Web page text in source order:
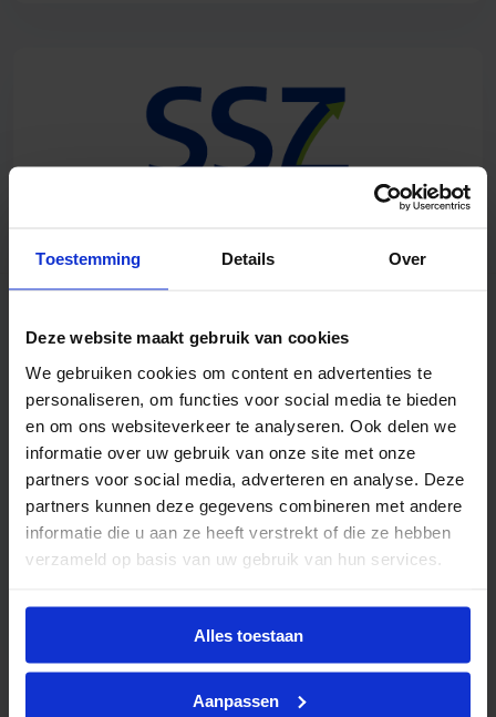
Toestemming Details Over
Deze website maakt gebruik van cookies
We gebruiken cookies om content en advertenties te
personaliseren, om functies voor social media te bieden
en om ons websiteverkeer te analyseren. Ook delen we
informatie over uw gebruik van onze site met onze
partners voor social media, adverteren en analyse. Deze
partners kunnen deze gegevens combineren met andere
informatie die u aan ze heeft verstrekt of die ze hebben
verzameld op basis van uw gebruik van hun services.
Alles toestaan
Aanpassen
WFM consultancy
SSZ Beratung
SSZ Beratung is een onafhankelijk
managementadviesbureau dat gespecialiseerd is
in personeelsbeheer en advies in workforce...
Lees meer